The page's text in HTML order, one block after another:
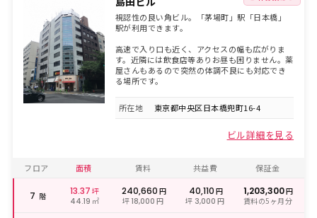
視認性の良い角ビル。「茅場町」駅「日本橋」
駅が利用できます。
高速で入り口も近く、アクセスの幅も広がりま
す。近隣には飲食店等ありお昼も困りません。薬
屋さんもあるので突然の体調不良にも対応でき
る場所です。
所在地 東京都中央区日本橋兜町16-4
ビル詳細を見る
フロア 面積 賃料 共益費 保証金
7 階 13.37 坪
44.19 ㎡
240,660 円
坪 18,000 円
40,110 円
坪 3,000 円
1,203,300円
賃料の5ヶ月分